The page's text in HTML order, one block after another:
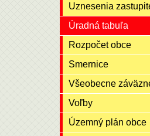
Uznesenia
Úradná tabuľa
Rozpočet obce
Smernice
Všeobecne
Voľby
Územný plán obce